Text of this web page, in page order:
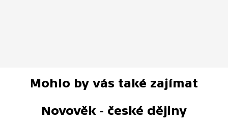
Mohlo by vás také zajímat
Novověk - české dějiny